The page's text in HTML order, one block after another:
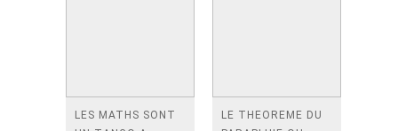
LES MATHS SONT
LE THEOREME DU